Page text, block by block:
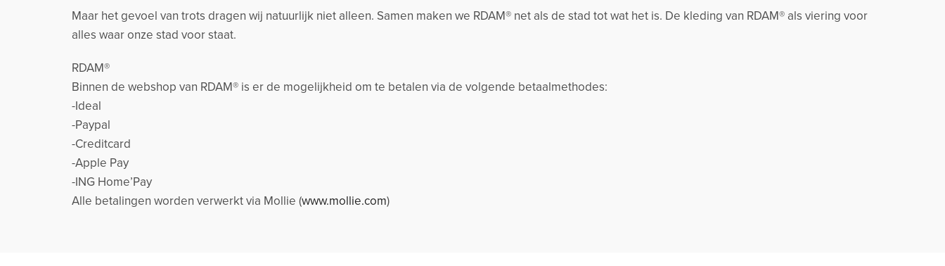
Maar het gevoel van trots dragen wij natuurlijk niet alleen. Samen maken we RDAM® net als de stad tot wat het is. De kleding van RDAM® als viering voor
alles waar onze stad voor staat.
RDAM®
Binnen de webshop van RDAM® is er de mogelijkheid om te betalen via de volgende betaalmethodes:
-Ideal
-Paypal
-Creditcard
-Apple Pay
-ING Home’Pay
Alle betalingen worden verwerkt via Mollie (www.mollie.com)